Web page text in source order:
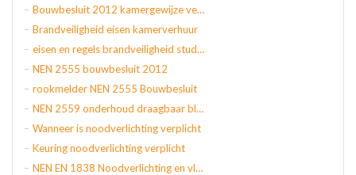
Bouwbesluit 2012 kamergewijze verhuur
Brandveiligheid eisen kamerverhuur
eisen en regels brandveiligheid studentenhuis
NEN 2555 bouwbesluit 2012
rookmelder NEN 2555 Bouwbesluit
NEN 2559 onderhoud draagbaar blustoestel
Wanneer is noodverlichting verplicht
Keuring noodverlichting verplicht
NEN EN 1838 Noodverlichting en vluchtroute aanduiding